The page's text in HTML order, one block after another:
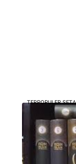
TERPOPULER